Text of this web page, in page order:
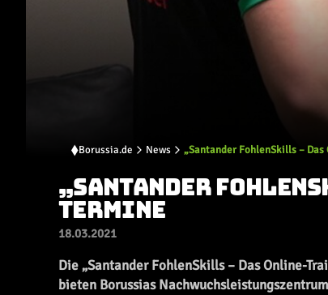
Borussia.de News „Santander FohlenSkills –
„SANTANDER
TERMINE
18.03.2021
Die „Santander FohlenSkills – Das Online-
bieten Borussias